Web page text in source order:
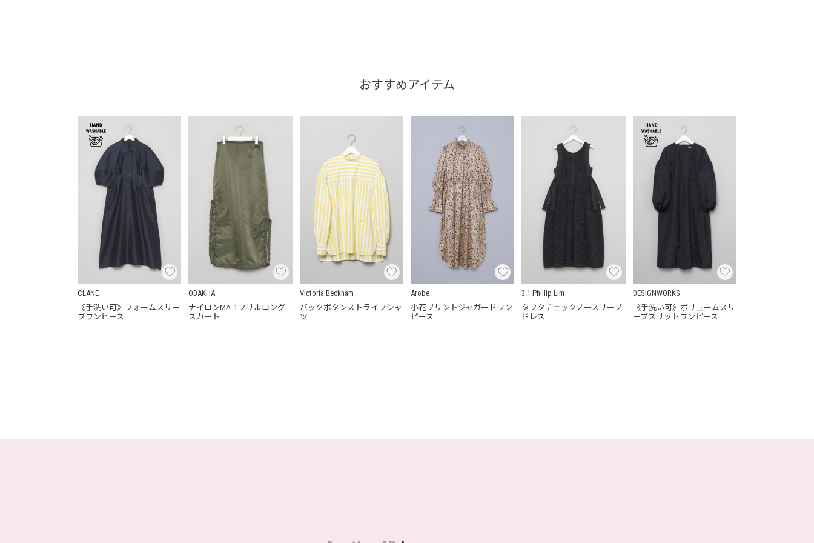
おすすめアイテム
CLANE
《手洗い可》フォームスリー
ブワンピース
ODAKHA
ナイロンMA-1フリルロング
スカート
Victoria Beckham
バックボタンストライプシャ
ツ
Arobe
小花プリントジャガードワン
ピース
3.1 Phillip Lim
タフタチェックノースリーブ
ドレス
DESIGNWORKS
《手洗い可》ボリュームスリ
ーブスリットワンピース